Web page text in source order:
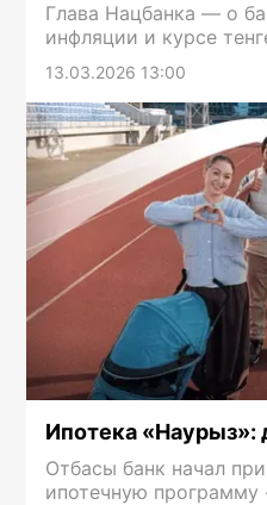
Глава Нацбанка — о
инфляции и курсе
13.03.2026 13:00
Ипотека «Наурыз»:
Отбасы банк начал
ипотечную программу